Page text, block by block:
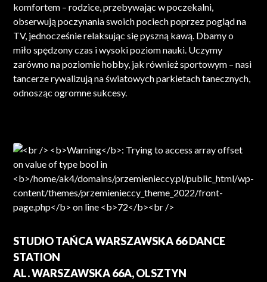
komfortem – rodzice, przebywając w poczekalni,
obserwują poczynania swoich pociech poprzez pogląd na
TV, jednocześnie relaksując się pyszną kawą. Dbamy o
miło spędzony czas i wysoki poziom nauki. Uczymy
zarówno na poziomie hobby, jak również sportowym – nasi
tancerze rywalizują na światowych parkietach tanecznych,
odnosząc ogromne sukcesy.
STUDIO TAŃCA WARSZAWSKA 66 DANCE
STATION
AL. WARSZAWSKA 66A, OLSZTYN